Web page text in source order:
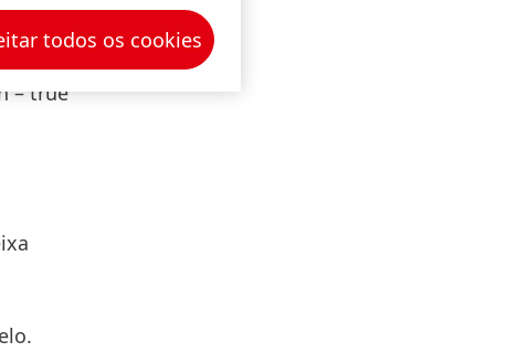
de
– true
todos os cookies